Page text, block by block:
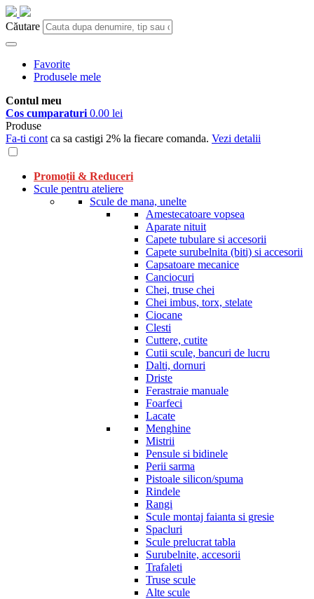
Căutare
Favorite
Produsele mele
Contul meu
Cos cumparaturi 0.00 lei
Produse
Fa-ti cont ca sa castigi 2% la fiecare comanda. Vezi detalii
Promoții & Reduceri
Scule pentru ateliere
Scule de mana, unelte
Amestecatoare vopsea
Aparate nituit
Capete tubulare si accesorii
Capete surubelnita (biti) si accesorii
Capsatoare mecanice
Canciocuri
Chei, truse chei
Chei imbus, torx, stelate
Ciocane
Clesti
Cuttere, cutite
Cutii scule, bancuri de lucru
Dalti, dornuri
Driste
Ferastraie manuale
Foarfeci
Lacate
Menghine
Mistrii
Pensule si bidinele
Perii sarma
Pistoale silicon/spuma
Rindele
Rangi
Scule montaj faianta si gresie
Spacluri
Scule prelucrat tabla
Surubelnite, accesorii
Trafaleti
Truse scule
Alte scule